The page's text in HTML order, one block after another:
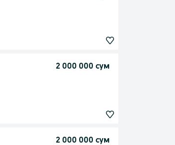
2 000 000 сум
2 000 000 сум